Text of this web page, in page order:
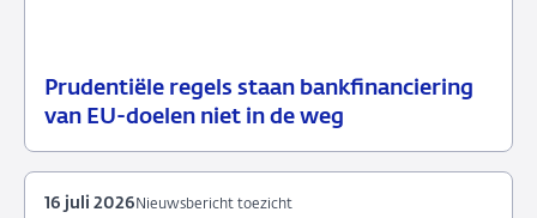
Prudentiële regels staan bankfinanciering
van EU-doelen niet in de weg
17
Nieuwsbericht
Nieuwsbericht toezicht
16 juli 2026